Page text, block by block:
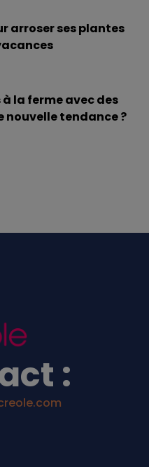
arroser ses plantes
à la ferme avec des
nouvelle tendance ?
: